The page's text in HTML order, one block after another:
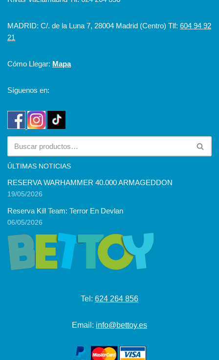
MADRID: C/. de la Luna 7, 28004 Madrid (Centro) Tlf: 604 94 92
21
Cómo Llegar: Mapa
Síguenos en:
ÚLTIMAS NOTICIAS
RESERVA WARHAMMER 40.000 ARMAGEDDON
19/05/2026
Reserva Kill Team: Terror En Devlan
06/05/2026
Tel: 624 264 856
Email: info@bettoy.es